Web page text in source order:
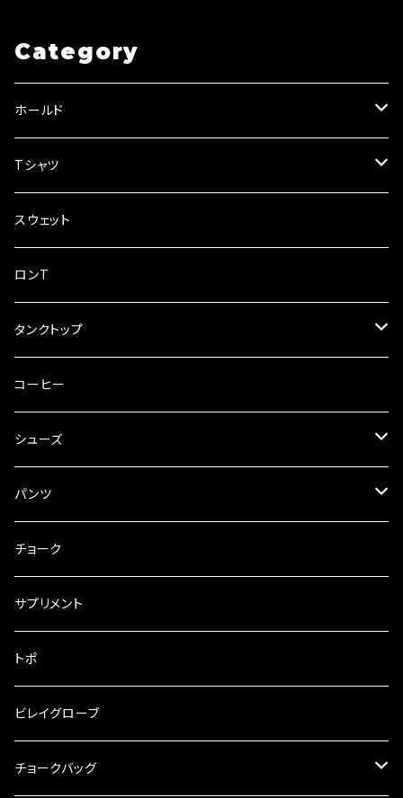
Category
ホールド
VOLNY holds (透明あり)
VOLNIXシリーズ
中古ホールド
アメーバ
レターパック可
Tシャツ
タイダイ
単色
スウェット
ロンT
タンクトップ
タイダイ
単色
コーヒー
シューズ
SCARPA
UNPARALLEL
MIGNONSTRE
MADROCK
パンツ
tools of the adventure
チョーク
サプリメント
トポ
ビレイグローブ
チョークバッグ